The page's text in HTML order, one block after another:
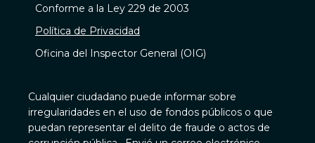
Conforme a la Ley 229 de 2003
Política de Privacidad
Oficina del Inspector General (OIG)
Cualquier ciudadano puede informar sobre
irregularidades en el uso de fondos públicos o que
puedan representar el delito de fraude o actos de